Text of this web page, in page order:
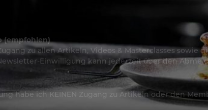
(empfohlen)
zu allen Artikeln, Videos & Masterclasses
Einwilligung kann jederzeit über den
habe ich KEINEN Zugang zu Artikeln oder den